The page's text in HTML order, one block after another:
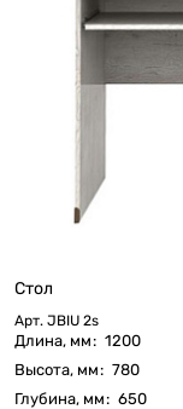
Стол
Арт. JBIU 2s
Длина, мм: 1200
Высота, мм: 780
Глубина, мм: 650